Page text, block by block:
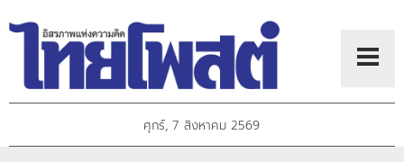
ศุกร์, 7 สิงหาคม 2569